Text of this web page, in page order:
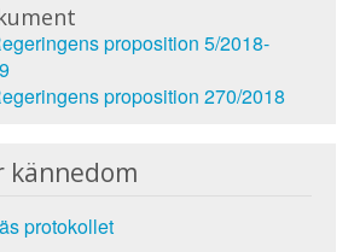
proposition 5/2018-
proposition 270/2018
kännedom
protokollet